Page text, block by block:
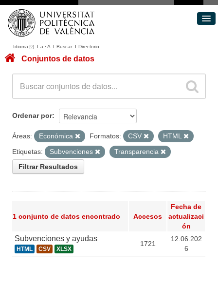
Idioma I a ·A I BuscarI Directorio
Conjuntos de datos
Acerca de
Portal de Transparencia
Conjuntos de datos
Ordenar por
Áreas: Económica Formatos: CSV
HTML
Etiquetas:
Subvenciones
Transparencia
Filtrar Resultados
1 conjunto de datos encontrado Accesos
Fecha de
actualizaci
ón
Subvenciones y ayudas
HTML CSV XLSX
1721
12.06.202
6